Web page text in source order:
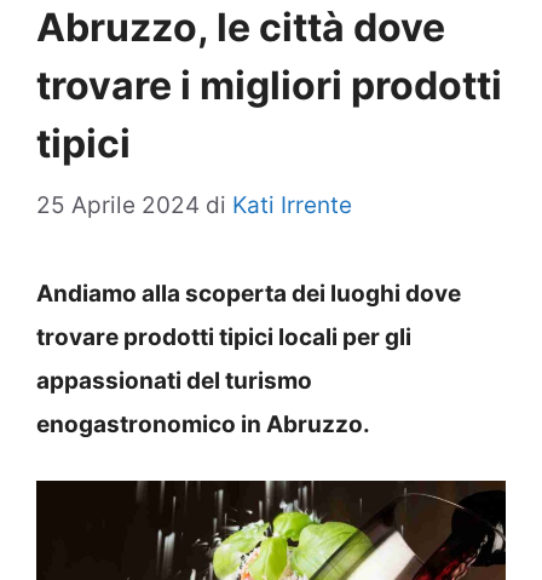
Abruzzo, le città dove
trovare i migliori prodotti
tipici
25 Aprile 2024 di Kati Irrente
Andiamo alla scoperta dei luoghi dove
trovare prodotti tipici locali per gli
appassionati del turismo
enogastronomico in Abruzzo.